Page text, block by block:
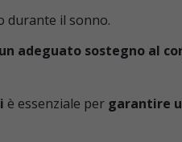
durante il sonno.
adeguato sostegno al
è essenziale pergarantire